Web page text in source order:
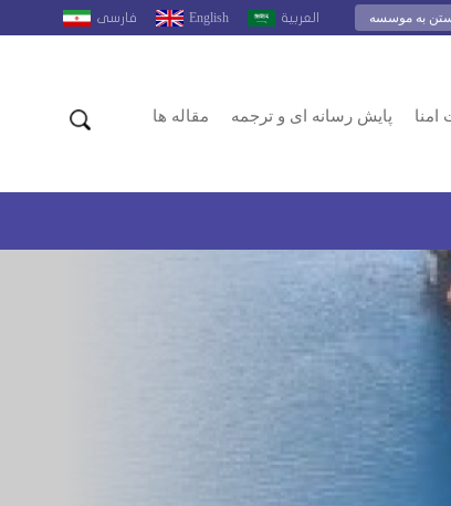
العربية English فارسى به موسسه
امنا پایش رسانه ای و ترجمه مقاله ها